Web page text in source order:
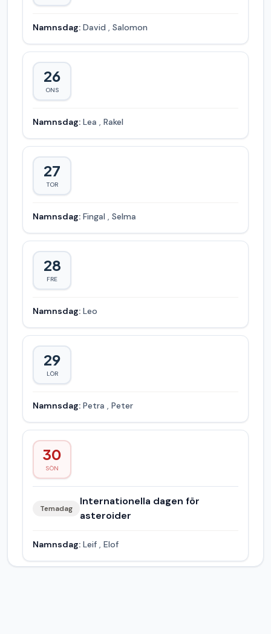
Namnsdag: David , Salomon
26
ONS
Namnsdag: Lea , Rakel
27
TOR
Namnsdag: Fingal , Selma
28
FRE
Namnsdag: Leo
29
LÖR
Namnsdag: Petra , Peter
30
SÖN
Temadag
Internationella dagen för
asteroider
Namnsdag: Leif , Elof